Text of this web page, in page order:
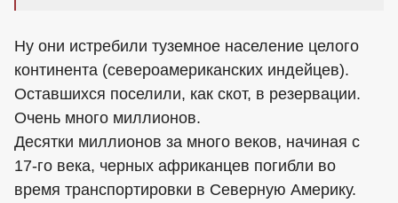
Ну они истребили туземное население целого
континента (североамериканских индейцев).
Оставшихся поселили, как скот, в резервации.
Очень много миллионов.
Десятки миллионов за много веков, начиная с
17-го века, черных африканцев погибли во
время транспортировки в Северную Америку.